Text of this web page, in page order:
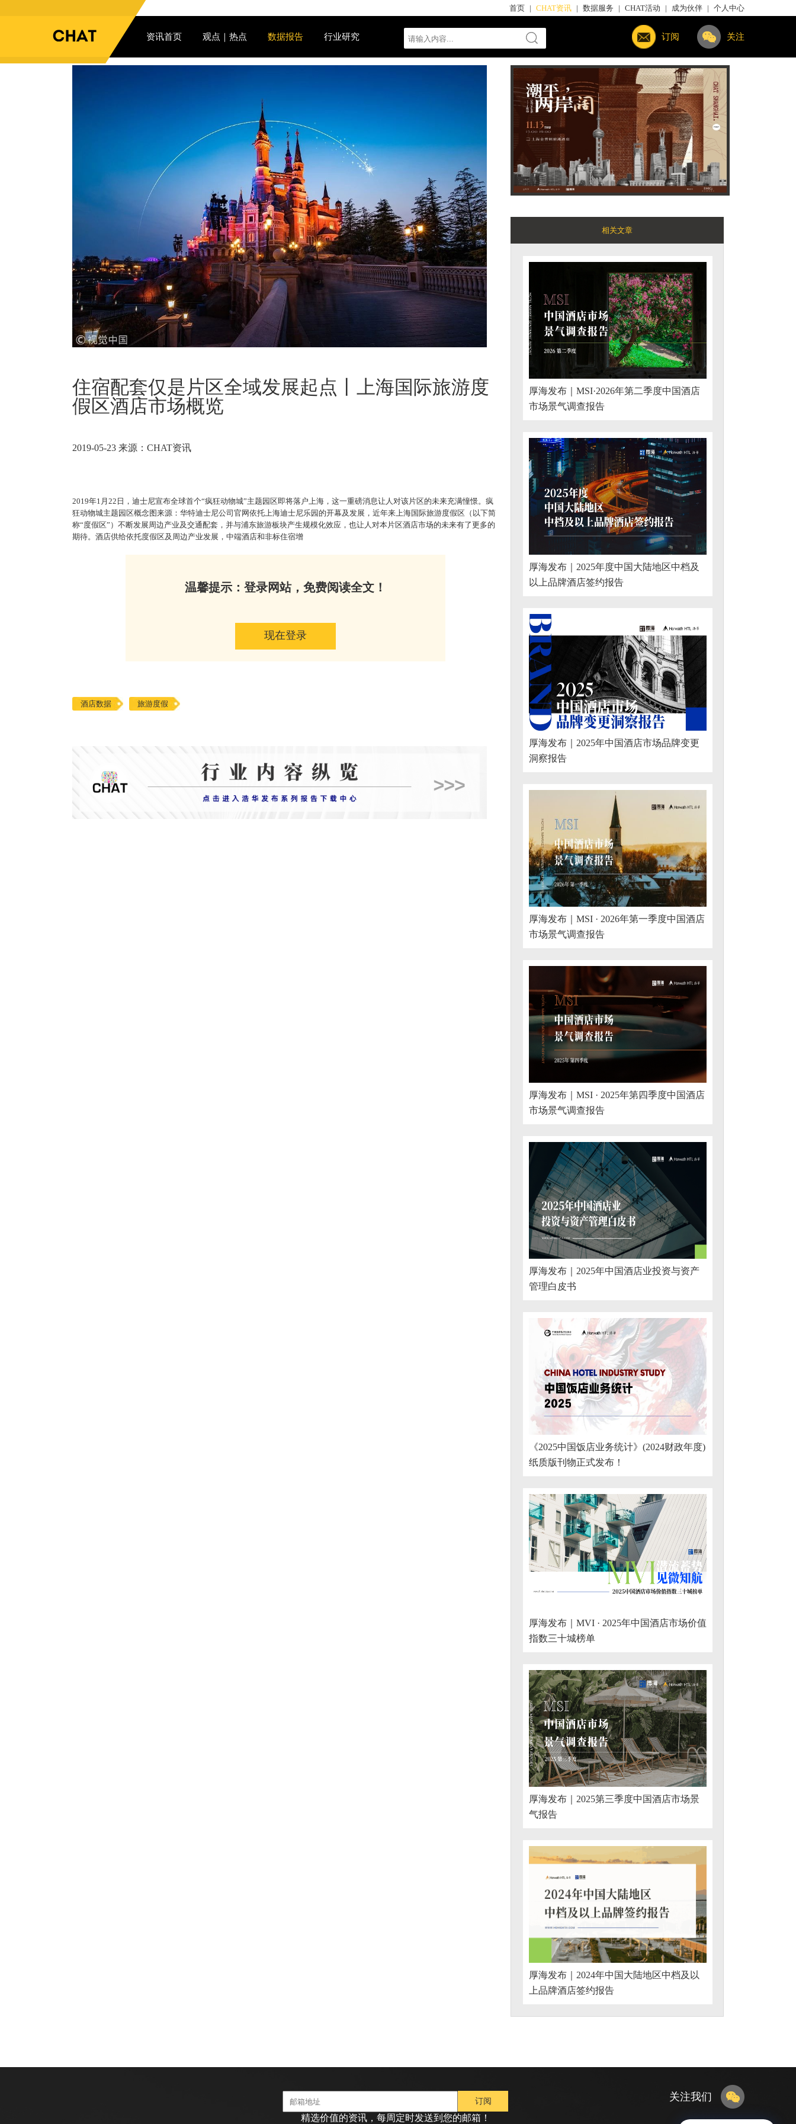
首页 | CHAT资讯 | 数据服务 | CHAT活动 | 成为伙伴 | 个人中心
资讯首页 观点｜热点 数据报告 行业研究 关注
订阅
住宿配套仅是片区全域发展起点丨上海国际旅游度
假区酒店市场概览
2019-05-23 来源： CHAT资讯
2019年1月22日，迪士尼宣布全球首个“疯狂动物城”主题园区即将落户上海，这一重磅消息让人对该片区的未来充满憧憬。疯
狂动物城主题园区概念图来源：华特迪士尼公司官网依托上海迪士尼乐园的开幕及发展，近年来上海国际旅游度假区（以下简
称“度假区”）不断发展周边产业及交通配套，并与浦东旅游板块产生规模化效应，也让人对本片区酒店市场的未来有了更多的
期待。酒店供给依托度假区及周边产业发展，中端酒店和非标住宿增
温馨提示：登录网站，免费阅读全文！
现在登录
酒店数据 旅游度假
相关文章
厚海发布｜MSI·2026年第二季度中国酒店
市场景气调查报告
厚海发布｜2025年度中国大陆地区中档及
以上品牌酒店签约报告
厚海发布｜2025年中国酒店市场品牌变更
洞察报告
厚海发布｜MSI · 2026年第一季度中国酒店
市场景气调查报告
厚海发布｜MSI · 2025年第四季度中国酒店
市场景气调查报告
厚海发布｜2025年中国酒店业投资与资产
管理白皮书
《2025中国饭店业务统计》(2024财政年度)
纸质版刊物正式发布！
厚海发布｜MVI · 2025年中国酒店市场价值
指数三十城榜单
厚海发布｜2025第三季度中国酒店市场景
气报告
厚海发布｜2024年中国大陆地区中档及以
上品牌酒店签约报告
精选价值的资讯，每周定时发送到您的邮箱！
关注我们